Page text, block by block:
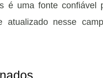
é uma fonte confiável
atualizado nesse